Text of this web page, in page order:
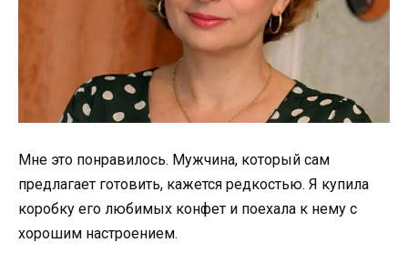
Мне это понравилось. Мужчина, который сам
предлагает готовить, кажется редкостью. Я купила
коробку его любимых конфет и поехала к нему с
хорошим настроением.